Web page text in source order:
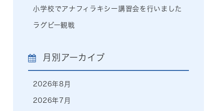
小学校でアナフィラキシー講習会を行いました
ラグビー観戦
月別アーカイブ
2026年8月
2026年7月